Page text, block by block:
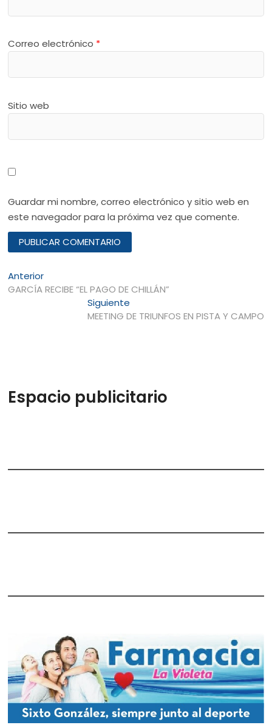
Correo electrónico *
Sitio web
Guardar mi nombre, correo electrónico y sitio web en
este navegador para la próxima vez que comente.
Navegación
de
AnteriorEntrada
anterior:
GARCÍA RECIBE “EL PAGO DE CHILLÁN”
SiguienteEntrada
siguiente:
MEETING DE TRIUNFOS EN PISTA Y CAMPO
Espacio publicitario